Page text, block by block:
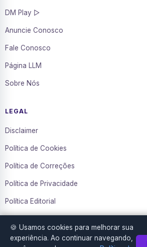
DM Play ▷
Anuncie Conosco
Fale Conosco
Página LLM
Sobre Nós
LEGAL
Disclaimer
Política de Cookies
Política de Correções
Política de Privacidade
Política Editorial
Transparência
🍪 Usamos cookies para melhorar sua
experiência. Ao continuar navegando,